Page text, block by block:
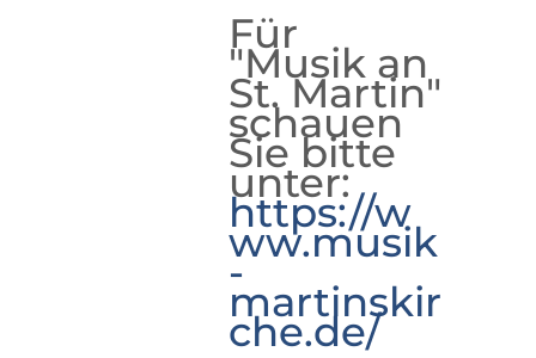
Für
"Musik an
St. Martin"
schauen
Sie bitte
unter:
https://w
ww.musik
-
martinskir
che.de/